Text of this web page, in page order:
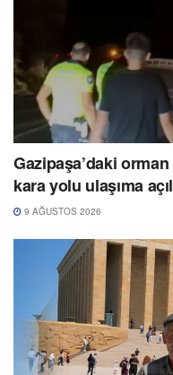
Gazipaşa’daki
kara yolu ulaşıma
9 AĞUSTOS 2026